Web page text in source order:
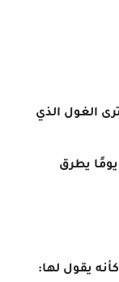
الغول الذي
يومًا يطرق
يقول لها: